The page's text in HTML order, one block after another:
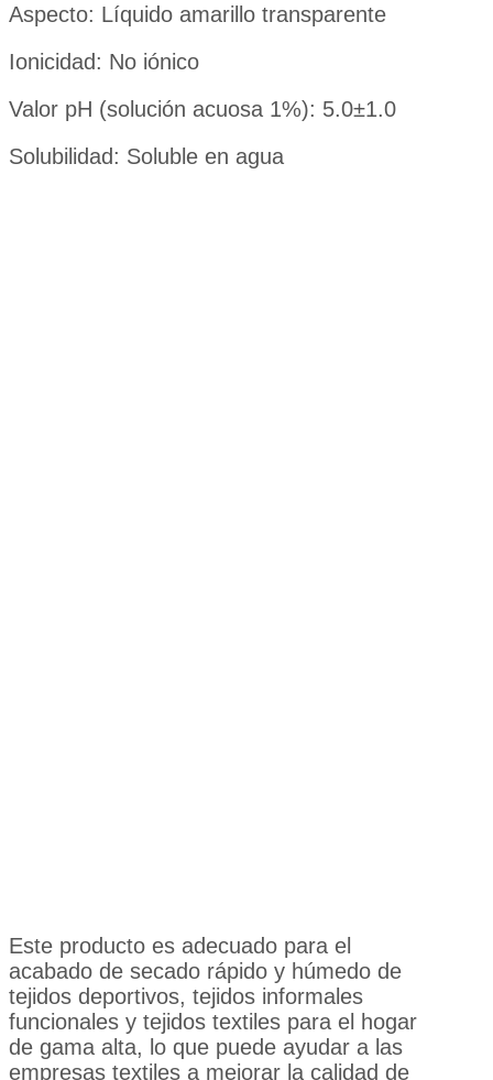
Aspecto: Líquido amarillo transparente
Ionicidad: No iónico
Valor pH (solución acuosa 1%): 5.0±1.0
Solubilidad: Soluble en agua
Este producto es adecuado para el
acabado de secado rápido y húmedo de
tejidos deportivos, tejidos informales
funcionales y tejidos textiles para el hogar
de gama alta, lo que puede ayudar a las
empresas textiles a mejorar la calidad de